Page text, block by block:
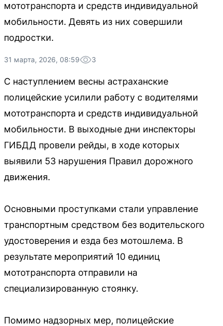
мототранспорта и средств индивидуальной
мобильности. Девять из них совершили
подростки.
31 марта, 2026, 08:59 3
С наступлением весны астраханские
полицейские усилили работу с водителями
мототранспорта и средств индивидуальной
мобильности. В выходные дни инспекторы
ГИБДД провели рейды, в ходе которых
выявили 53 нарушения Правил дорожного
движения.
Основными проступками стали управление
транспортным средством без водительского
удостоверения и езда без мотошлема. В
результате мероприятий 10 единиц
мототранспорта отправили на
специализированную стоянку.
Помимо надзорных мер, полицейские